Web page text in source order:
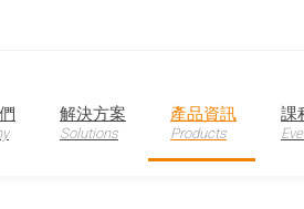
K,LFR-130RD2,LFR-130SW2,LFR-
解決方案
Solutions
產品資訊
Products
課